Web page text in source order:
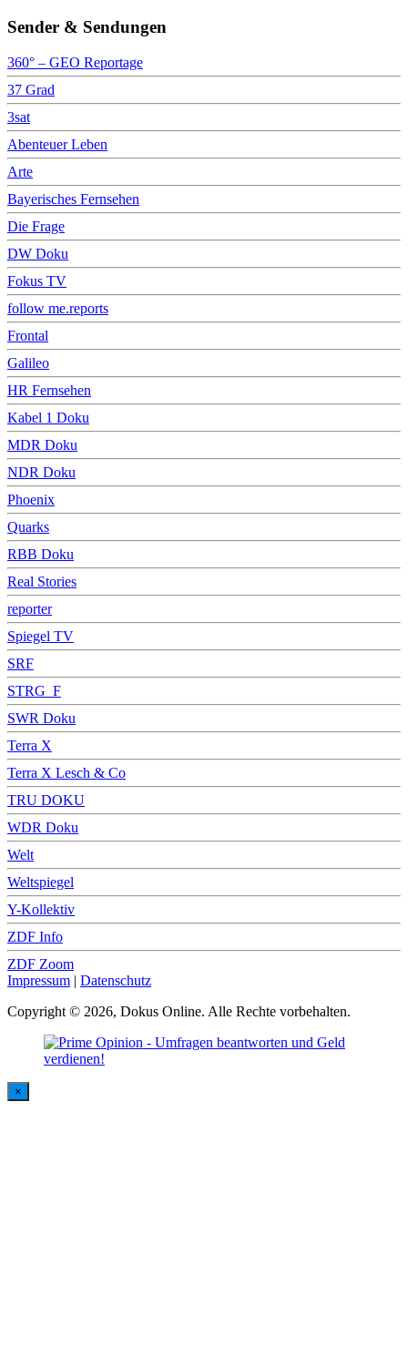
Sender & Sendungen
360° – GEO Reportage
37 Grad
3sat
Abenteuer Leben
Arte
Bayerisches Fernsehen
Die Frage
DW Doku
Fokus TV
follow me.reports
Frontal
Galileo
HR Fernsehen
Kabel 1 Doku
MDR Doku
NDR Doku
Phoenix
Quarks
RBB Doku
Real Stories
reporter
Spiegel TV
SRF
STRG_F
SWR Doku
Terra X
Terra X Lesch & Co
TRU DOKU
WDR Doku
Welt
Weltspiegel
Y-Kollektiv
ZDF Info
ZDF Zoom
Impressum | Datenschutz
Copyright © 2026, Dokus Online. Alle Rechte vorbehalten.
×